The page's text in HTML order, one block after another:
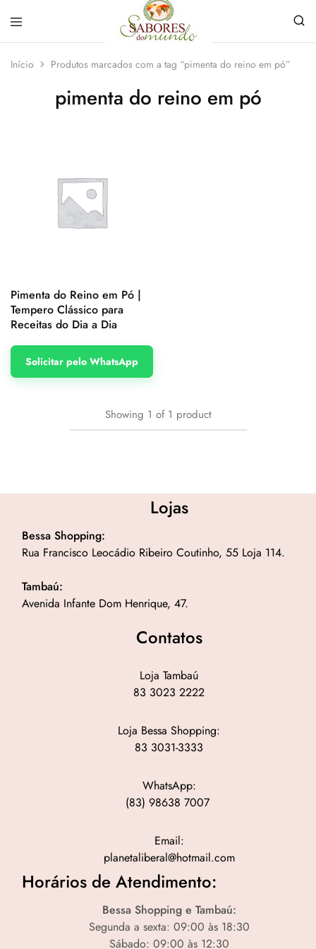
do
Mundo
loja
de
e
Especiarias
Início Produtos marcados com a tag “pimenta do reino em pó”
pimenta do reino em pó
Pimenta do Reino em Pó |
Tempero Clássico para
Receitas do Dia a Dia
Solicitar pelo WhatsApp
Showing 1 of 1 product
Lojas
Bessa Shopping:
Rua Francisco Leocádio Ribeiro Coutinho, 55 Loja 114.
Tambaú:
Avenida Infante Dom Henrique, 47.
Contatos
Loja Tambaú
83 3023 2222
Loja Bessa Shopping:
83 3031-3333
WhatsApp:
(83) 98638 7007
Email:
planetaliberal@hotmail.com
Horários de Atendimento:
Bessa Shopping e Tambaú:
Segunda a sexta: 09:00 às 18:30
Sábado: 09:00 às 12:30